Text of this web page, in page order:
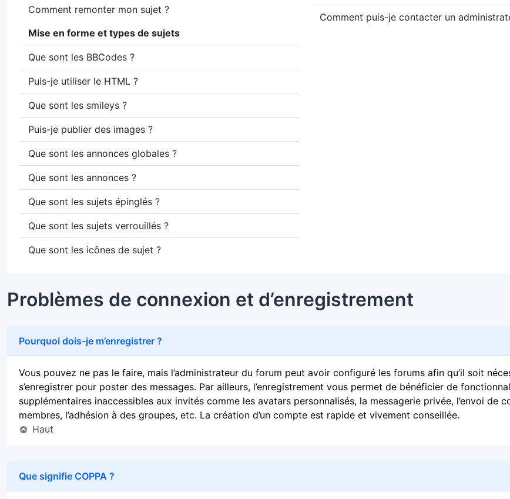
Comment remonter mon sujet ?
Mise en forme et types de sujets
Que sont les BBCodes ?
Puis-je utiliser le HTML ?
Que sont les smileys ?
Puis-je publier des images ?
Que sont les annonces globales ?
Que sont les annonces ?
Que sont les sujets épinglés ?
Que sont les sujets verrouillés ?
Que sont les icônes de sujet ?
Comment puis-je contacter un
Problèmes de connexion et d’enregistrement
Pourquoi dois-je m’enregistrer ?
Vous pouvez ne pas le faire, mais l’administrateur du forum peut avoir configuré les forums afin qu’il soit
s’enregistrer pour poster des messages. Par ailleurs, l’enregistrement vous permet de bénéficier de
supplémentaires inaccessibles aux invités comme les avatars personnalisés, la messagerie privée, l’envoi de
membres, l’adhésion à des groupes, etc. La création d’un compte est rapide et vivement conseillée.
Haut
Que signifie COPPA ?